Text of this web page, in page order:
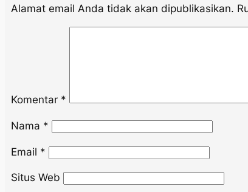
Alamat email Anda tidak akan dipublikasikan.
Komentar *
Nama *
Email *
Situs Web